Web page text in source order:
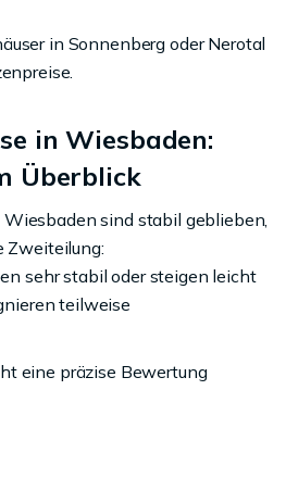
in Sonnenberg oder Nerotal
in Wiesbaden:
Überblick
sind stabil geblieben,
Zweiteilung:
sehr stabil oder steigen leicht
teilweise
eine präzise Bewertung